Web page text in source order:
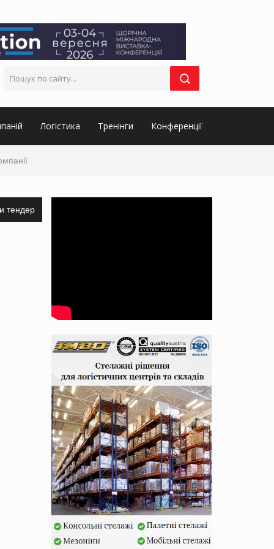
Логістика Тренінги Конференції
тендер